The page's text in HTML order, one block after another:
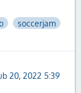
soccerjam
20, 2022 5:39